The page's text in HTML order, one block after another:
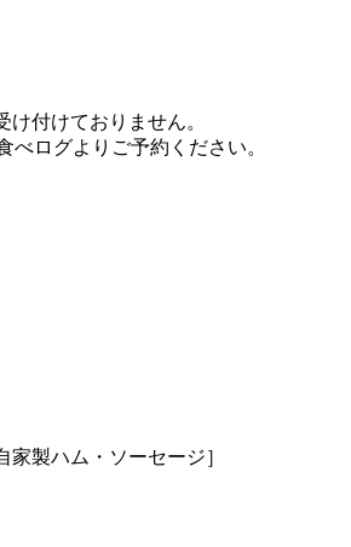
付けておりません。
べログよりご予約ください。
家製ハム・ソーセージ］